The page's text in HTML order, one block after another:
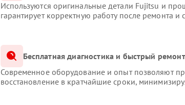
Используются оригинальные детали Fujitsu и
гарантирует корректную работу после ремонта и
Бесплатная диагностика и быстрый ремонт
Современное оборудование и опыт позволяют
восстановление в кратчайшие сроки,